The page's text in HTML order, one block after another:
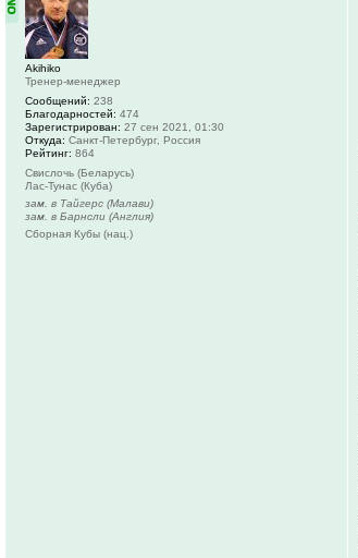
Akihiko
Тренер-менеджер
Сообщений: 238
Благодарностей: 474
Зарегистрирован: 27 сен 2021, 01:30
Откуда: Санкт-Петербург, Россия
Рейтинг: 864
Свислочь (Беларусь)
Лас-Тунас (Куба)
зам. в Тайгерс (Малави)
зам. в Барнсли (Англия)
Сборная Кубы (нац.)